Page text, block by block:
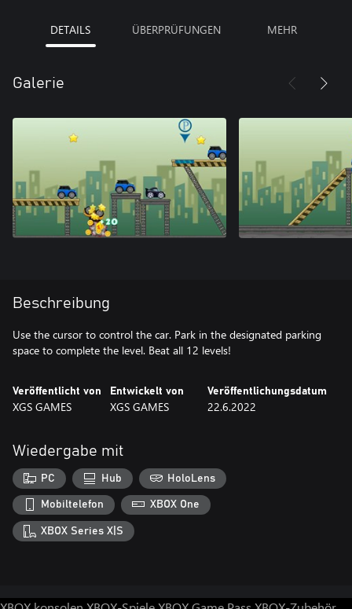
DETAILS ÜBERPRÜFUNGEN MEHR
Galerie
Beschreibung
Use the cursor to control the car. Park in the designated parking
space to complete the level. Beat all 12 levels!
Veröffentlicht von
XGS GAMES
Entwickelt von
XGS GAMES
Veröffentlichungsdatum
22.6.2022
Wiedergabe mit
PC Hub HoloLens
Mobiltelefon XBOX One
XBOX Series X|S